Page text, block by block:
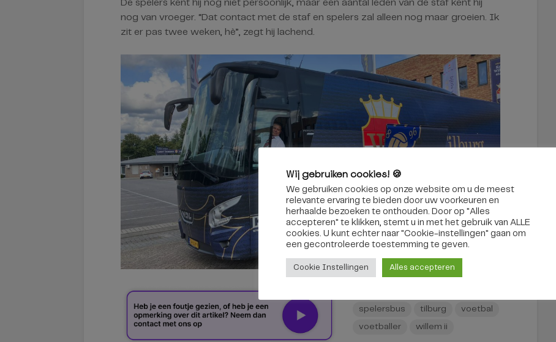
De spelers kent hij nog niet persoonlijk, maar een aantal leden van de staf kent hij
nog van vroeger. “Dat contact met de staf en spelers zal alleen nog maar groeien. Ik
zit er pas twee weken, hè”, zegt hij lachend.
Fons in de spelersbus van Willem II (foto: Fons Mallien)
spelersbus tilburg voetbal
voetballer willem ii
Wij gebruiken cookies! 🍪
We gebruiken cookies op onze website om u de meest
relevante ervaring te bieden door uw voorkeuren en
herhaalde bezoeken te onthouden. Door op "Alles
accepteren" te klikken, stemt u in met het gebruik van ALLE
cookies. U kunt echter naar "Cookie-instellingen" gaan om
een ​​gecontroleerde toestemming te geven.
Cookie Instellingen Alles accepteren